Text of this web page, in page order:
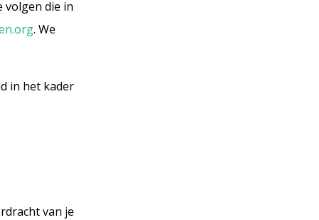
volgen die in
. We
in het kader
van je